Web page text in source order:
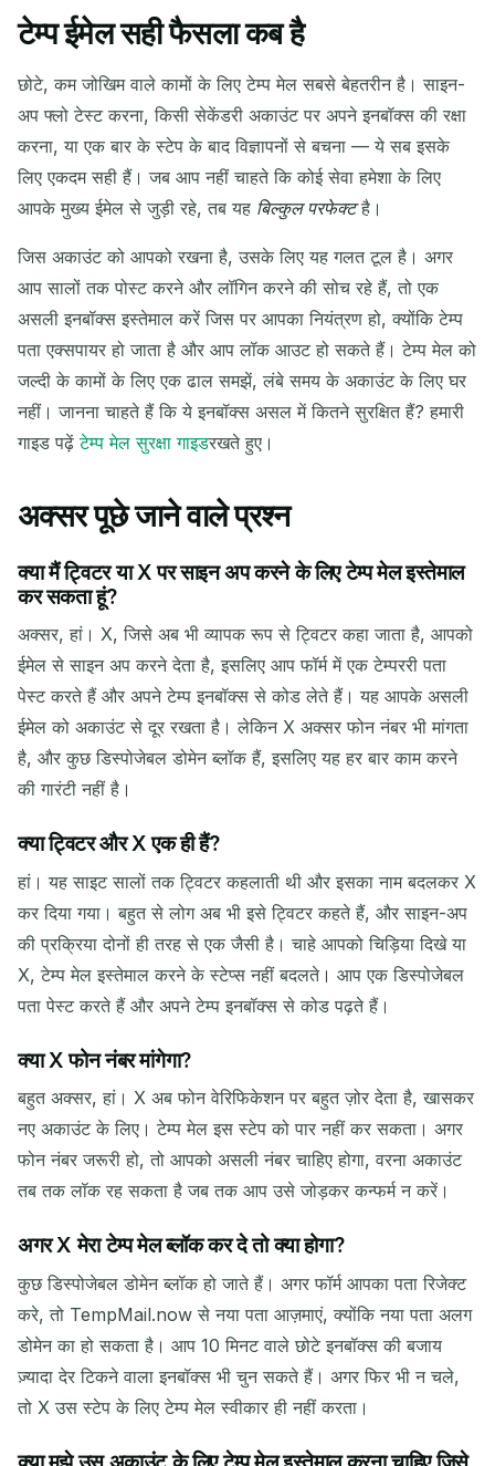
टेम्प ईमेल सही फैसला कब है
छोटे, कम जोखिम वाले कामों के लिए टेम्प मेल सबसे बेहतरीन है। साइन-
अप फ्लो टेस्ट करना, किसी सेकेंडरी अकाउंट पर अपने इनबॉक्स की रक्षा
करना, या एक बार के स्टेप के बाद विज्ञापनों से बचना — ये सब इसके
लिए एकदम सही हैं। जब आप नहीं चाहते कि कोई सेवा हमेशा के लिए
आपके मुख्य ईमेल से जुड़ी रहे, तब यह बिल्कुल परफेक्टहै।
जिस अकाउंट को आपको रखना है, उसके लिए यह गलत टूल है। अगर
आप सालों तक पोस्ट करने और लॉगिन करने की सोच रहे हैं, तो एक
असली इनबॉक्स इस्तेमाल करें जिस पर आपका नियंत्रण हो, क्योंकि टेम्प
पता एक्सपायर हो जाता है और आप लॉक आउट हो सकते हैं। टेम्प मेल को
जल्दी के कामों के लिए एक ढाल समझें, लंबे समय के अकाउंट के लिए घर
नहीं। जानना चाहते हैं कि ये इनबॉक्स असल में कितने सुरक्षित हैं? हमारी
गाइड पढ़ेंटेम्प मेल सुरक्षा गाइडरखते हुए।
अक्सर पूछे जाने वाले प्रश्न
क्या मैं ट्विटर या X पर साइन अप करने के लिए टेम्प मेल इस्तेमाल
कर सकता हूं?
अक्सर, हां। X, जिसे अब भी व्यापक रूप से ट्विटर कहा जाता है, आपको
ईमेल से साइन अप करने देता है, इसलिए आप फॉर्म में एक टेम्पररी पता
पेस्ट करते हैं और अपने टेम्प इनबॉक्स से कोड लेते हैं। यह आपके असली
ईमेल को अकाउंट से दूर रखता है। लेकिन X अक्सर फोन नंबर भी मांगता
है, और कुछ डिस्पोजेबल डोमेन ब्लॉक हैं, इसलिए यह हर बार काम करने
की गारंटी नहीं है।
क्या ट्विटर और X एक ही हैं?
हां। यह साइट सालों तक ट्विटर कहलाती थी और इसका नाम बदलकर X
कर दिया गया। बहुत से लोग अब भी इसे ट्विटर कहते हैं, और साइन-अप
की प्रक्रिया दोनों ही तरह से एक जैसी है। चाहे आपको चिड़िया दिखे या
X, टेम्प मेल इस्तेमाल करने के स्टेप्स नहीं बदलते। आप एक डिस्पोजेबल
पता पेस्ट करते हैं और अपने टेम्प इनबॉक्स से कोड पढ़ते हैं।
क्या X फोन नंबर मांगेगा?
बहुत अक्सर, हां। X अब फोन वेरिफिकेशन पर बहुत ज़ोर देता है, खासकर
नए अकाउंट के लिए। टेम्प मेल इस स्टेप को पार नहीं कर सकता। अगर
फोन नंबर जरूरी हो, तो आपको असली नंबर चाहिए होगा, वरना अकाउंट
तब तक लॉक रह सकता है जब तक आप उसे जोड़कर कन्फर्म न करें।
अगर X मेरा टेम्प मेल ब्लॉक कर दे तो क्या होगा?
कुछ डिस्पोजेबल डोमेन ब्लॉक हो जाते हैं। अगर फॉर्म आपका पता रिजेक्ट
करे, तो TempMail.now से नया पता आज़माएं, क्योंकि नया पता अलग
डोमेन का हो सकता है। आप 10 मिनट वाले छोटे इनबॉक्स की बजाय
ज़्यादा देर टिकने वाला इनबॉक्स भी चुन सकते हैं। अगर फिर भी न चले,
तो X उस स्टेप के लिए टेम्प मेल स्वीकार ही नहीं करता।